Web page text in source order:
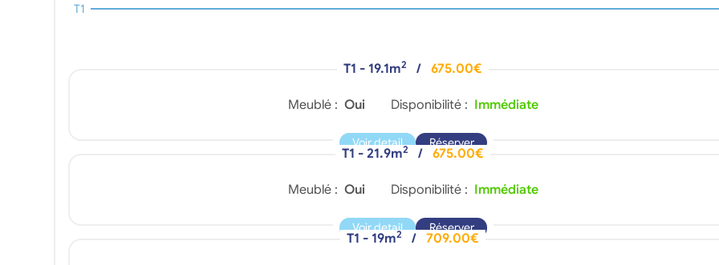
T1
T1 - 19.1m2 / 675.00€
Meublé : Oui Disponibilité : Immédiate
Voir detail Réserver
T1 - 21.9m2 / 675.00€
Meublé : Oui Disponibilité : Immédiate
Voir detail Réserver
T1 - 19m2 / 709.00€